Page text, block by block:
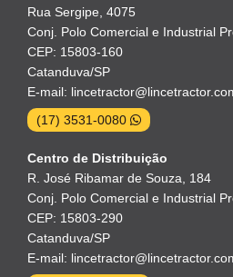
Rua Sergipe, 4075
Conj. Polo Comercial e Industrial
CEP: 15803-160
Catanduva/SP
E-mail:
(17) 3531-0080
Centro de Distribuição
R. José Ribamar de Souza, 184
Conj. Polo Comercial e Industrial
CEP: 15803-290
Catanduva/SP
E-mail: